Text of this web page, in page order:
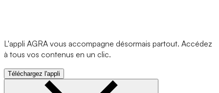
L'appli AGRA vous accompagne désormais partout. Accédez
à tous vos contenus en un clic.
Téléchargez l'appli